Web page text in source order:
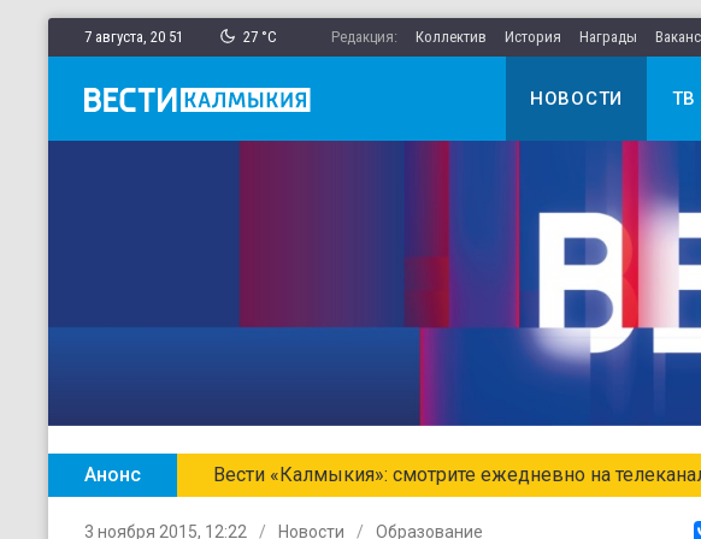
7 августа, 20 51 27 °C Редакция: Коллектив История Награды
НОВОСТИ ТВ
Анонс Главные новости Калмыкии в еженедельном
3 ноября 2015, 12:22 Новости Образование